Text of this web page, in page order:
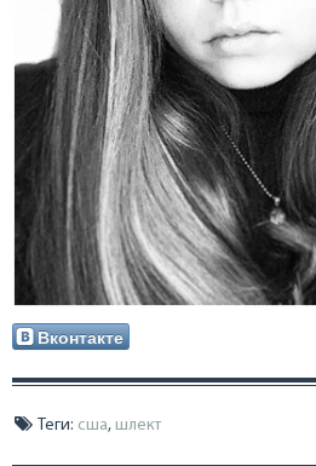
Вконтакте
Теги: сша, шлект